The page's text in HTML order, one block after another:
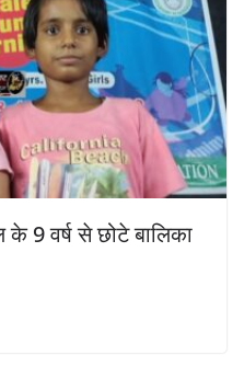
के 9 वर्ष से छोटे बालिका